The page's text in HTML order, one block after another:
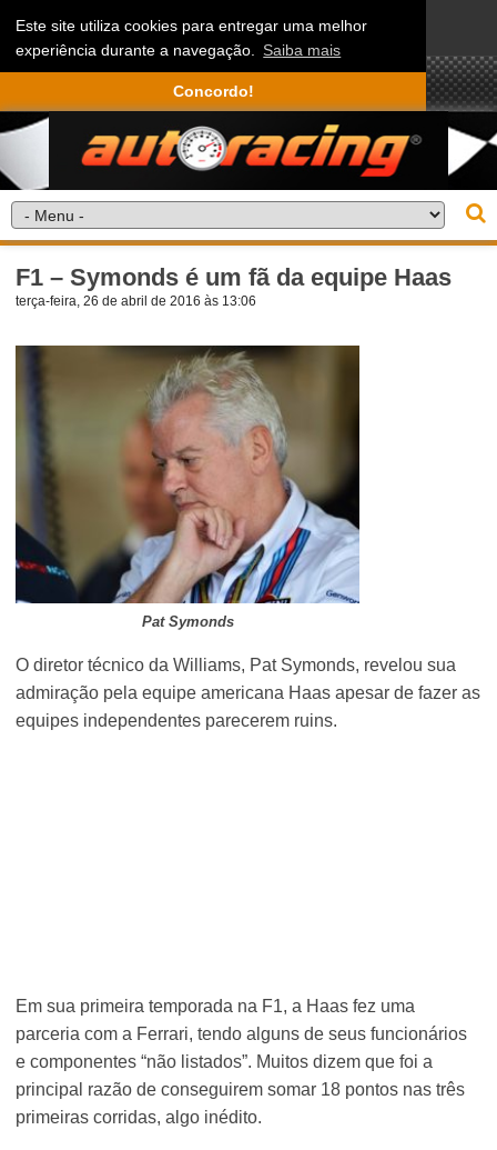
Este site utiliza cookies para entregar uma melhor
experiência durante a navegação. Saiba mais
Concordo!
F1 – Symonds é um fã da equipe Haas
terça-feira, 26 de abril de 2016 às 13:06
Pat Symonds
O diretor técnico da Williams, Pat Symonds, revelou sua
admiração pela equipe americana Haas apesar de fazer as
equipes independentes parecerem ruins.
Em sua primeira temporada na F1, a Haas fez uma
parceria com a Ferrari, tendo alguns de seus funcionários
e componentes “não listados”. Muitos dizem que foi a
principal razão de conseguirem somar 18 pontos nas três
primeiras corridas, algo inédito.